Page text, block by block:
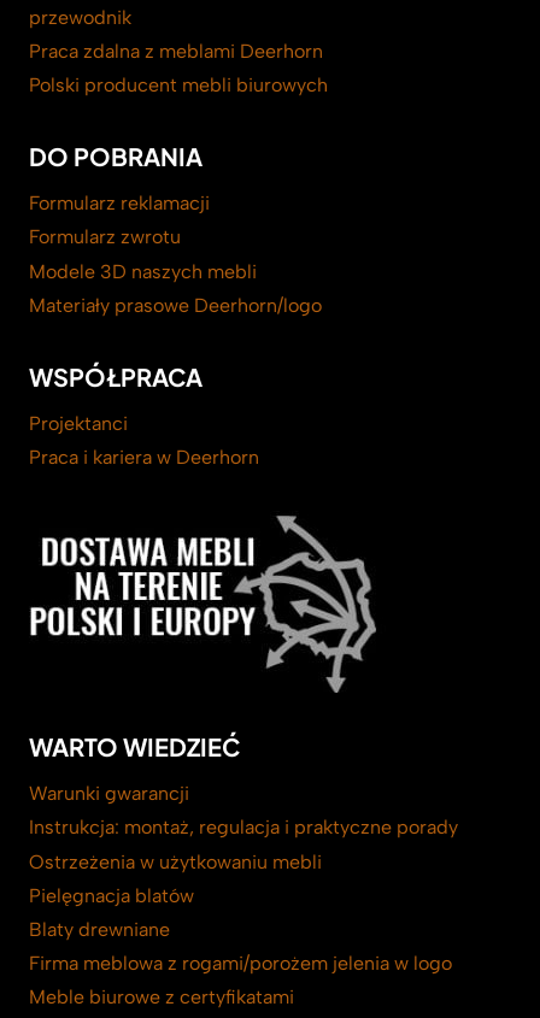
przewodnik
Praca zdalna z meblami Deerhorn
Polski producent mebli biurowych
DO POBRANIA
Formularz reklamacji
Formularz zwrotu
Modele 3D naszych mebli
Materiały prasowe Deerhorn/logo
WSPÓŁPRACA
Projektanci
Praca i kariera w Deerhorn
WARTO WIEDZIEĆ
Warunki gwarancji
Instrukcja: montaż, regulacja i praktyczne porady
Ostrzeżenia w użytkowaniu mebli
Pielęgnacja blatów
Blaty drewniane
Firma meblowa z rogami/porożem jelenia w logo
Meble biurowe z certyfikatami